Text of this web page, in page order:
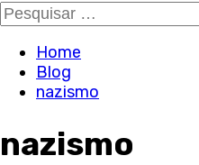
Pesquisar
por:
Home
Blog
nazismo
nazismo